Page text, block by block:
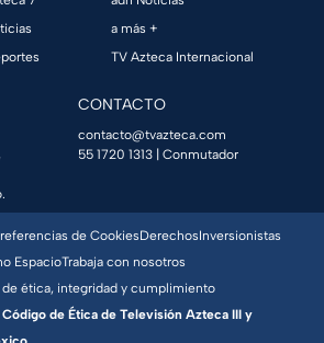
a más +
TV Azteca Internacional
CONTACTO
contacto@tvazteca.com
55 1720 1313 | Conmutador
de CookiesDerechosInversionistas
EspacioTrabaja con nosotros
de ética, integridad y cumplimiento
de Ética de Televisión Azteca III y